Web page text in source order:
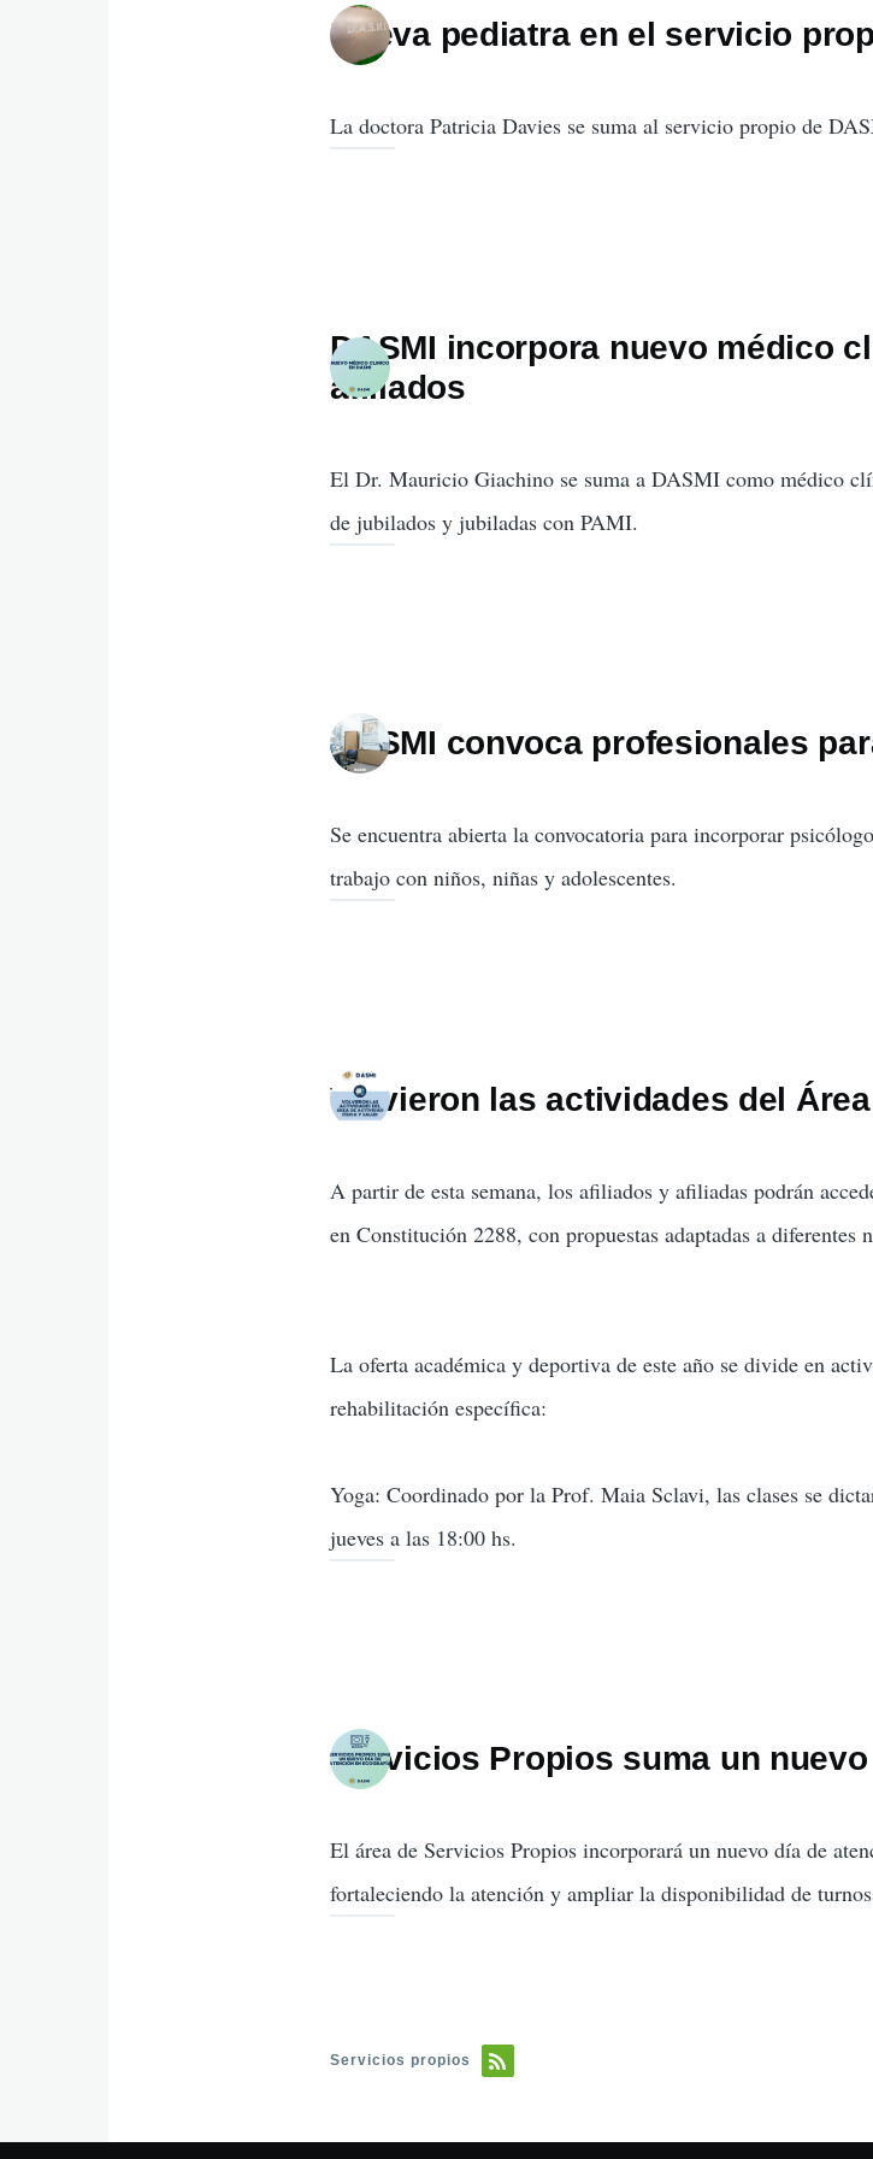
navegación
Nueva pediatra en el servicio
La doctora Patricia Davies se suma al servicio propio de
DASMI incorpora nuevo médico
afiliados
El Dr. Mauricio Giachino se suma a DASMI como médico
de jubilados y jubiladas con PAMI.
DASMI convoca profesionales
Se encuentra abierta la convocatoria para incorporar
trabajo con niños, niñas y adolescentes.
Volvieron las actividades del
A partir de esta semana, los afiliados y afiliadas podrán
en Constitución 2288, con propuestas adaptadas a diferentes
La oferta académica y deportiva de este año se divide en
rehabilitación específica:
Yoga: Coordinado por la Prof. Maia Sclavi, las clases se
jueves a las 18:00 hs.
Servicios Propios suma un
El área de Servicios Propios incorporará un nuevo día de
fortaleciendo la atención y ampliar la disponibilidad de
Servicios propios